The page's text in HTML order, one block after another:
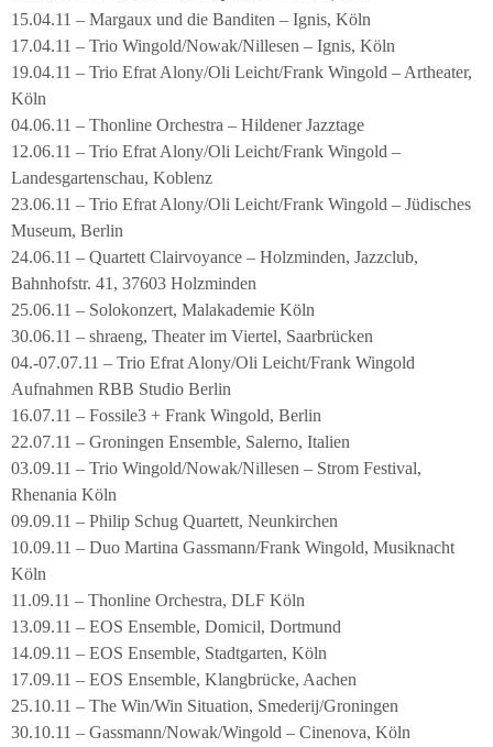
15.04.11 – Margaux und die Banditen – Ignis, Köln
17.04.11 – Trio Wingold/Nowak/Nillesen – Ignis, Köln
19.04.11 – Trio Efrat Alony/Oli Leicht/Frank Wingold – Artheater,
Köln
04.06.11 – Thonline Orchestra – Hildener Jazztage
12.06.11 – Trio Efrat Alony/Oli Leicht/Frank Wingold –
Landesgartenschau, Koblenz
23.06.11 – Trio Efrat Alony/Oli Leicht/Frank Wingold – Jüdisches
Museum, Berlin
24.06.11 – Quartett Clairvoyance – Holzminden, Jazzclub,
Bahnhofstr. 41, 37603 Holzminden
25.06.11 – Solokonzert, Malakademie Köln
30.06.11 – shraeng, Theater im Viertel, Saarbrücken
04.-07.07.11 – Trio Efrat Alony/Oli Leicht/Frank Wingold
Aufnahmen RBB Studio Berlin
16.07.11 – Fossile3 + Frank Wingold, Berlin
22.07.11 – Groningen Ensemble, Salerno, Italien
03.09.11 – Trio Wingold/Nowak/Nillesen – Strom Festival,
Rhenania Köln
09.09.11 – Philip Schug Quartett, Neunkirchen
10.09.11 – Duo Martina Gassmann/Frank Wingold, Musiknacht
Köln
11.09.11 – Thonline Orchestra, DLF Köln
13.09.11 – EOS Ensemble, Domicil, Dortmund
14.09.11 – EOS Ensemble, Stadtgarten, Köln
17.09.11 – EOS Ensemble, Klangbrücke, Aachen
25.10.11 – The Win/Win Situation, Smederij/Groningen
30.10.11 – Gassmann/Nowak/Wingold – Cinenova, Köln